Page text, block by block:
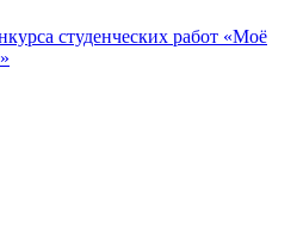
студенческих работ «Моё